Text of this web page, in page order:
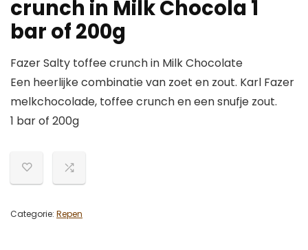
crunch in Milk Chocola 1
bar of 200g
Fazer Salty toffee crunch in Milk Chocolate
Een heerlijke combinatie van zoet en zout. Karl Fazer
melkchocolade, toffee crunch en een snufje zout.
1 bar of 200g
Categorie: Repen